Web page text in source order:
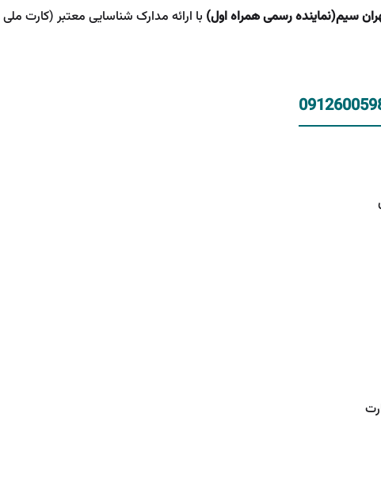
سیم(نماینده رسمی همراه اول) با ارائه مدارک شناسایی معتبر (کارت